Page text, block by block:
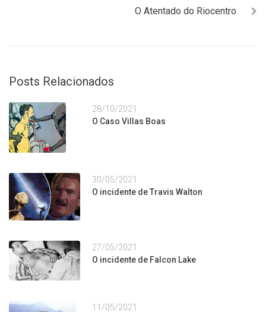
O Atentado do Riocentro
Posts Relacionados
28/10/2021
O Caso Villas Boas
30/05/2021
O incidente de Travis Walton
27/05/2021
O incidente de Falcon Lake
11/05/2021